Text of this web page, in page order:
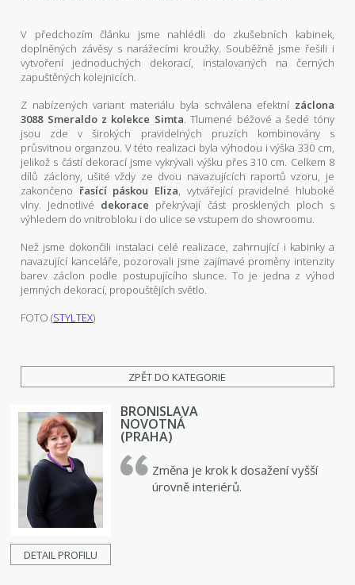
V předchozím článku jsme nahlédli do zkušebních kabinek,
doplněných závěsy s narážecími kroužky. Souběžně jsme řešili i
vytvoření jednoduchých dekorací, instalovaných na černých
zapuštěných kolejnicích.
Z nabízených variant materiálu byla schválena efektní záclona
3088 Smeraldo z kolekce Simta. Tlumené béžové a šedé tóny
jsou zde v širokých pravidelných pruzích kombinovány s
průsvitnou organzou. V této realizaci byla výhodou i výška 330 cm,
jelikož s částí dekorací jsme vykrývali výšku přes 310 cm. Celkem 8
dílů záclony, ušité vždy ze dvou navazujících raportů vzoru, je
zakončeno řasící páskou Eliza, vytvářející pravidelné hluboké
vlny. Jednotlivé dekorace překrývají část prosklených ploch s
výhledem do vnitrobloku i do ulice se vstupem do showroomu.
Než jsme dokončili instalaci celé realizace, zahrnující i kabinky a
navazující kanceláře, pozorovali jsme zajímavé proměny intenzity
barev záclon podle postupujícího slunce. To je jedna z výhod
jemných dekorací, propouštějích světlo.
FOTO (STYLTEX)
ZPĚT DO KATEGORIE
DETAIL PROFILU
BRONISLAVA
NOVOTNÁ
(PRAHA)
Změna je krok k dosažení vyšší
úrovně interiérů.